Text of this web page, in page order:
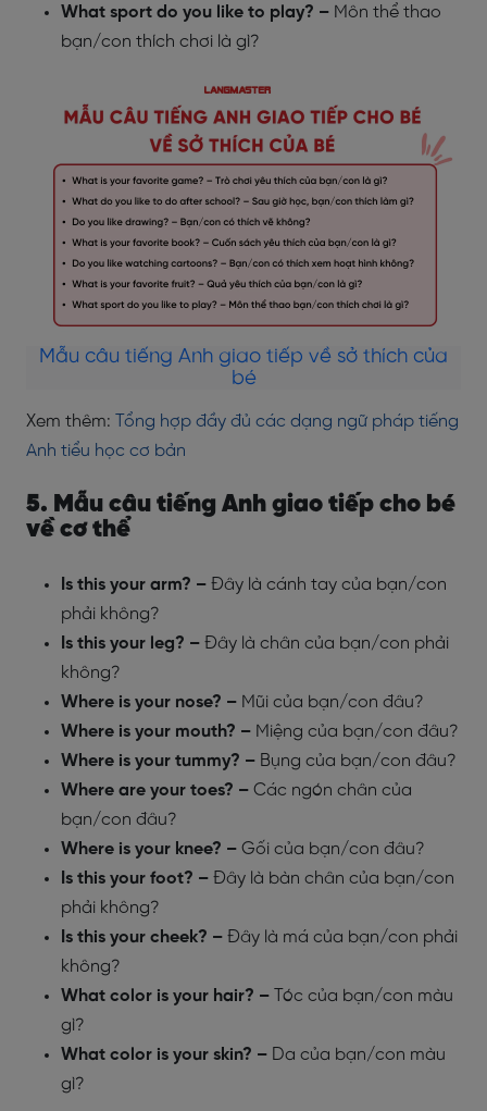
What sport do you like to play? – Môn thể thao
bạn/con thích chơi là gì?
Mẫu câu tiếng Anh giao tiếp về sở thích của
bé
Xem thêm:
Tổng hợp đầy đủ các dạng ngữ pháp tiếng
Anh tiểu học cơ bản
5. Mẫu câu tiếng Anh giao tiếp cho bé
về cơ thể
Is this your arm? – Đây là cánh tay của bạn/con
phải không?
Is this your leg? – Đây là chân của bạn/con phải
không?
Where is your nose? – Mũi của bạn/con đâu?
Where is your mouth? – Miệng của bạn/con đâu?
Where is your tummy? – Bụng của bạn/con đâu?
Where are your toes? – Các ngón chân của
bạn/con đâu?
Where is your knee? – Gối của bạn/con đâu?
Is this your foot? – Đây là bàn chân của bạn/con
phải không?
Is this your cheek? – Đây là má của bạn/con phải
không?
What color is your hair? –
Tóc của bạn/con màu
gì?
What color is your skin? – Da của bạn/con màu
gì?